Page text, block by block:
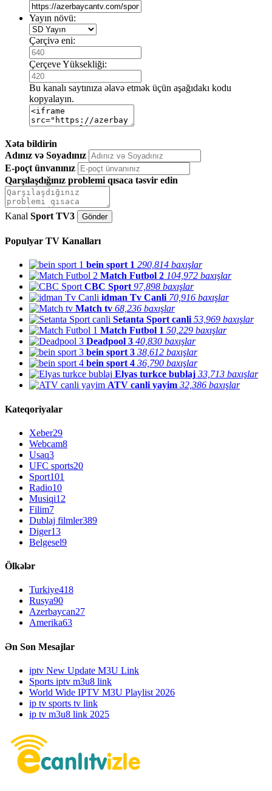
Yayın növü:
Çərçivə eni:
Çerçeve Yüksekliği:
Bu kanalı saytınıza əlavə etmək üçün aşağıdakı kodu
kopyalayın.
Xəta bildirin
Adınız və Soyadınız
E-poçt ünvanınız
Qarşılaşdığınız problemi qısaca təsvir edin
Kanal Sport TV3
Populyar TV Kanalları
bein sport 1 290,814 baxışlar
Match Futbol 2 104,972 baxışlar
CBC Sport 97,898 baxışlar
idman Tv Canli 70,916 baxışlar
Match tv 68,236 baxışlar
Setanta Sport canli 53,969 baxışlar
Match Futbol 1 50,229 baxışlar
Deadpool 3 40,830 baxışlar
bein sport 3 38,612 baxışlar
bein sport 4 36,790 baxışlar
Elyas turkce bublaj 33,713 baxışlar
ATV canli yayim 32,386 baxışlar
Kateqoriyalar
Xeber29
Webcam8
Usaq3
UFC sports20
Sport101
Radio10
Musiqi12
Filim7
Dublaj filmler389
Diger13
Belgesel9
Ölkələr
Turkiye418
Rusya90
Azerbaycan27
Amerika63
Ən Son Mesajlar
iptv New Update M3U Link
Sports iptv m3u8 link
World Wide IPTV M3U Playlist 2026
ip tv sports tv link
ip tv m3u8 link 2025